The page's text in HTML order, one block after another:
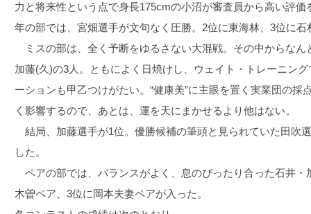
力と将来性という点で身長175cmの小沼が審査員から高い評
年の部では、宮畑選手が文句なく圧勝。2位に東海林、3位に石
ミスの部は、全く予断をゆるさない大混戦。その中からなん
加藤(久)の3人。ともによく日焼けし、ウェイト・トレーニン
ーションも甲乙つけがたい。“健康美”に主眼を置く実業団の採
く影響するので、あとは、運を天にまかせるより他はない。
結局、加藤選手が1位。優勝候補の筆頭と見られていた田吹
した。
ペアの部では、バランスがよく、息のぴったり合った石井・
木曽ペア、3位に岡本夫妻ペアが入った。